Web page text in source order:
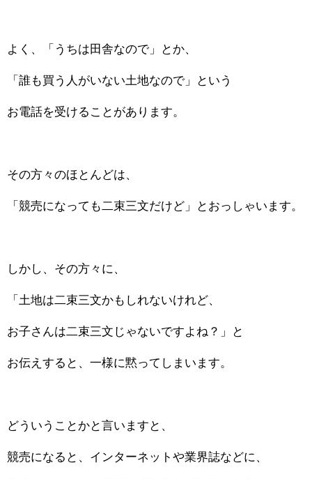
よく、「うちは田舎なので」とか、
「誰も買う人がいない土地なので」という
お電話を受けることがあります。
その方々のほとんどは、
「競売になっても二束三文だけど」とおっしゃいます。
しかし、その方々に、
「土地は二束三文かもしれないけれど、
お子さんは二束三文じゃないですよね？」と
お伝えすると、一様に黙ってしまいます。
どういうことかと言いますと、
競売になると、インターネットや業界誌などに、